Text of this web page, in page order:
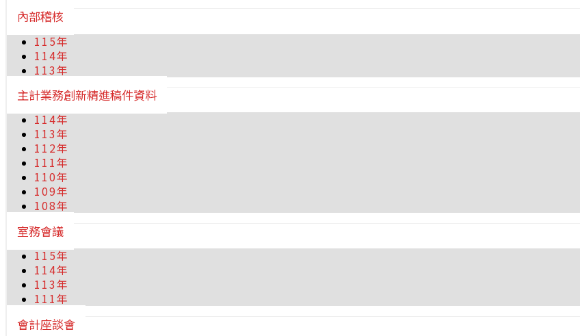
內部稽核
115年
114年
113年
主計業務創新精進稿件資料
114年
113年
112年
111年
110年
109年
108年
室務會議
115年
114年
113年
111年
會計座談會